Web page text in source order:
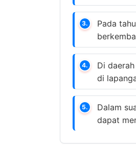
3. Pada
4. Di
di
5. Dalam
dapat